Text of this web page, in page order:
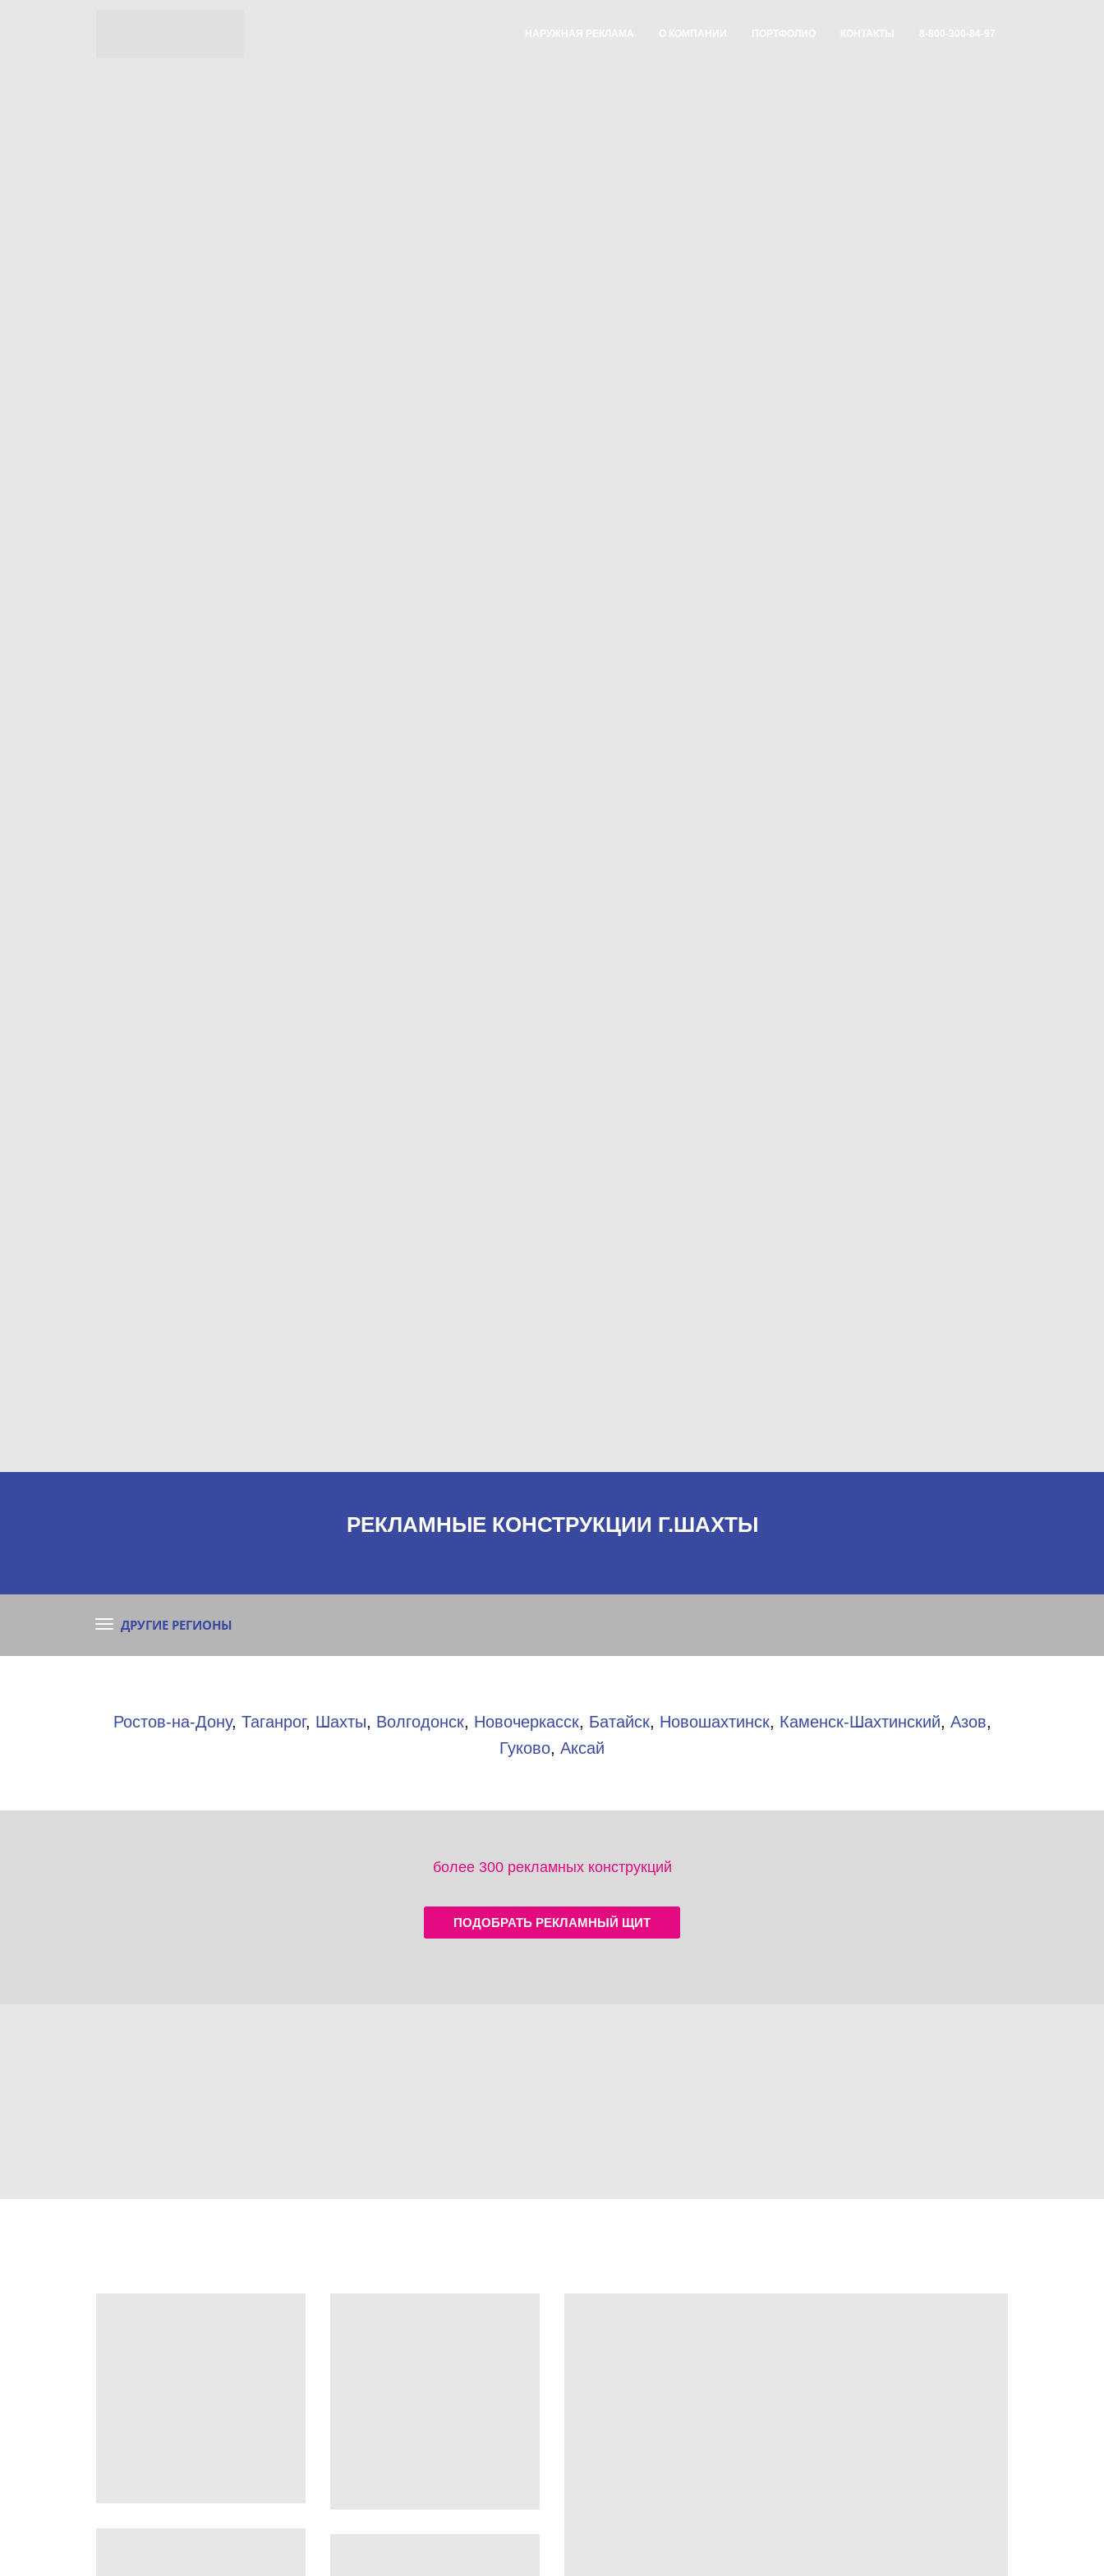
НАРУЖНАЯ РЕКЛАМА О КОМПАНИИ ПОРТФОЛИО КОНТАКТЫ 8-800-300-84-97
РЕКЛАМНЫЕ КОНСТРУКЦИИ Г.ШАХТЫ
ДРУГИЕ РЕГИОНЫ
Ростов-на-Дону, Таганрог, Шахты, Волгодонск, Новочеркасск, Батайск, Новошахтинск, Каменск-Шахтинский, Азов,
Гуково, Аксай
более 300 рекламных конструкций
ПОДОБРАТЬ РЕКЛАМНЫЙ ЩИТ